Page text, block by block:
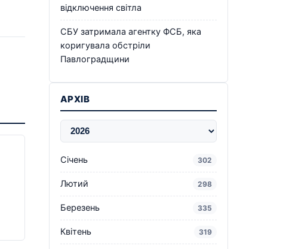
відключення світла
СБУ затримала агентку ФСБ, яка
коригувала обстріли
Павлоградщини
АРХІВ
Січень 302
Лютий 298
Березень 335
Квітень 319